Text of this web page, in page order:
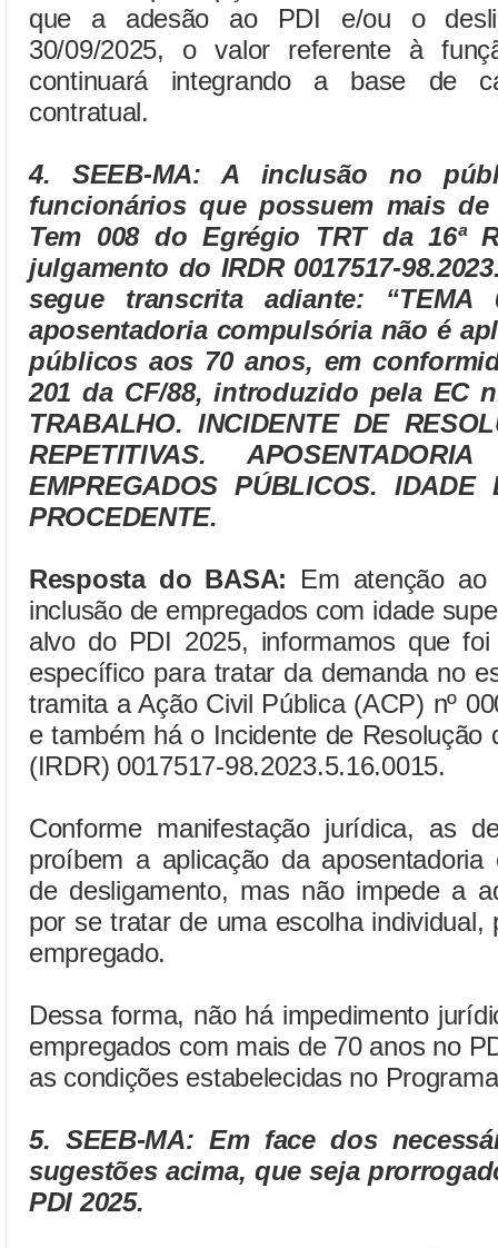
que a adesão ao PDI e/ou o
30/09/2025, o valor referente à
continuará integrando a base de
contratual.
4. SEEB-MA: A inclusão no
funcionários que possuem mais
Tem 008 do Egrégio TRT da 16ª
julgamento do IRDR 0017517-
segue transcrita adiante: “TEMA
aposentadoria compulsória não é
públicos aos 70 anos, em
201 da CF/88, introduzido pela EC
TRABALHO. INCIDENTE DE
REPETITIVAS.
EMPREGADOS PÚBLICOS. IDADE
PROCEDENTE.
Resposta do BASA: Em atenção ao
inclusão de empregados com idade
alvo do PDI 2025, informamos que
específico para tratar da demanda no
tramita a Ação Civil Pública (ACP) nº
e também há o Incidente de Resolução
(IRDR) 0017517-98.2023.5.16.0015.
Conforme manifestação jurídica, as
proíbem a aplicação da aposentadoria
de desligamento, mas não impede a
por se tratar de uma escolha individual,
empregado.
Dessa forma, não há impedimento
empregados com mais de 70 anos no
as condições estabelecidas no
5. SEEB-MA: Em face dos
sugestões acima, que seja
PDI 2025.